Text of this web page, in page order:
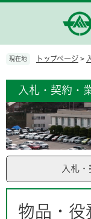
の
で
ー
ば
て
文
へ
現在地 トップページ >
入札・契約・
入札
物品・役